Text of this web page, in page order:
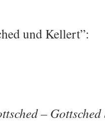
und Kellert”:
–